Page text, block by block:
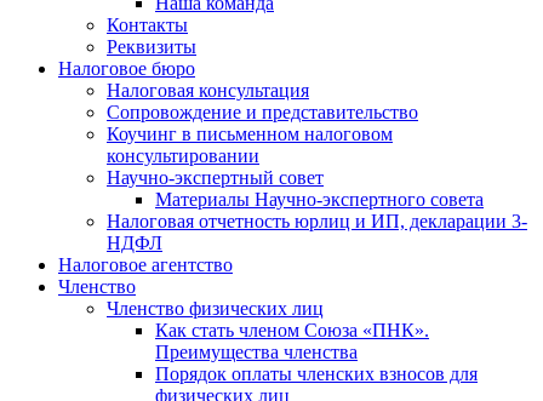
Контакты
Реквизиты
Налоговое бюро
Налоговая консультация
Cопровождение и представительство
Коучинг в письменном налоговом
консультировании
Научно-экспертный совет
Материалы Научно-экспертного совета
Налоговая отчетность юрлиц и ИП, декларации 3-
НДФЛ
Налоговое агентство
Членство
Членство физических лиц
Как стать членом Союза «ПНК».
Преимущества членства
Порядок оплаты членских взносов для
физических лиц